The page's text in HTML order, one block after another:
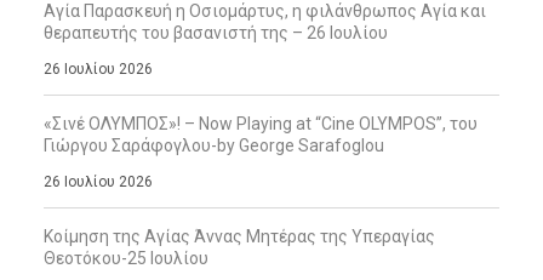
Αγία Παρασκευή η Οσιομάρτυς, η φιλάνθρωπος Αγία και
θεραπευτής του βασανιστή της – 26 Ιουλίου
26 Ιουλίου 2026
«Σινέ ΟΛΥΜΠΟΣ»! – Now Playing at “Cine OLYMPOS”, του
Γιώργου Σαράφογλου-by George Sarafoglou
26 Ιουλίου 2026
Κοίμηση της Αγίας Άννας Μητέρας της Υπεραγίας
Θεοτόκου-25 Ιουλίου